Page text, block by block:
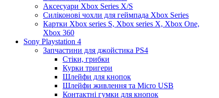
Аксесуари Xbox Series X/S
Силіконові чохли для геймпада Xbox Series
Картки Xbox series S, Xbox series X, Xbox One,
Xbox 360
Sony Playstation 4
Запчастини для джойстика PS4
Стіки, грибки
Курки тригери
Шлейфи для кнопок
Шлейфи живлення та Micro USB
Контактні гумки для кнопок